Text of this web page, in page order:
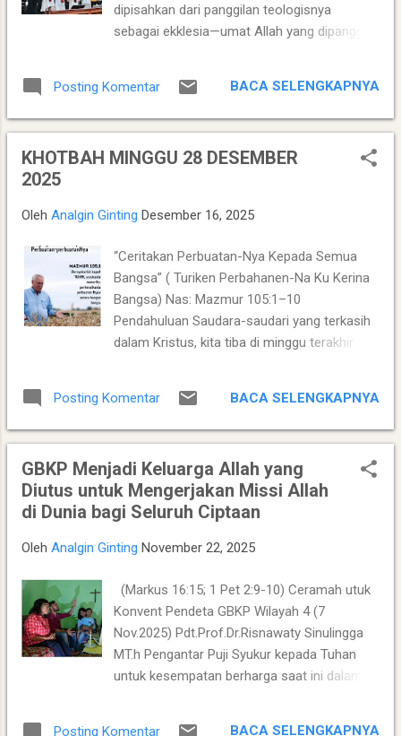
dipisahkan dari panggilan teologisnya
sebagai ekklesia—umat Allah yang dipanggil,
tetapi juga ruang pembelajaran iman,
karakter, dan kepemimpinan. Oleh karena itu,
dan regeneratif menjadi indikator penting
(GBKP), pembinaan memiliki makna yang
lebih luas karena terkait erat dengan sistem
pelayanan presbiterial-sinodal yang
menekankan kepemimpinan kolektif-kolegial
(runggu). Artikel ini hendak memperdalam,
melengkapi, dan mengontekstualisasikan
tulisan awal mengenai perlunya pembinaan di
dengan tetap mempertahankan esensi
sekaligus memperkaya dengan muatan
teologis dan refleksi aktual....
Posting Komentar BACA SELENGKAPNYA
KHOTBAH MINGGU 28 DESEMBER
2025
Oleh Analgin Ginting Desember 16, 2025
“Ceritakan Perbuatan-Nya Kepada Semua
Bangsa” ( Turiken Perbahanen-Na Ku Kerina
Bangsa) Nas: Mazmur 105:1–10
Pendahuluan Saudara-saudari yang terkasih
dalam Kristus, kita tiba di minggu terakhir
. Pada saat seperti ini, Gereja tidak pertama-
tama diajak menghitung kegagalan,
melainkan mengingat perbuatan Tuhan .
Mazmur 105 bukanlah nyanyian nostalgia,
tetapi mazmur kesaksian iman . Pemazmur
bernyanyi, mencari Tuhan, dan menceritakan
komunitas iman, tetapi kepada segala
bangsa . Dengan kata lain, ingatan iman
(remembering) melahirkan kesaksian publik
(witnessing) . Fakta Alkitabiah Mazmur 105
ditulis dalam konteks umat Israel yang
Mazmur ini mengingatkan bahwa: Allah
Posting Komentar BACA SELENGKAPNYA
GBKP Menjadi Keluarga Allah yang
Diutus untuk Mengerjakan Missi Allah
di Dunia bagi Seluruh Ciptaan
Oleh Analgin Ginting November 22, 2025
(Markus 16:15; 1 Pet 2:9-10) Ceramah utuk
Konvent Pendeta GBKP Wilayah 4 (7
Nov.2025) Pdt.Prof.Dr.Risnawaty Sinulingga
MT.h Pengantar Puji Syukur kepada Tuhan
untuk kesempatan berharga saat ini dalam
Posting Komentar BACA SELENGKAPNYA